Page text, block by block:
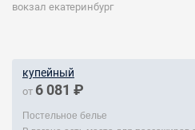
вокзал екатеринбург
купейный
от 6 081 ₽
Постельное белье